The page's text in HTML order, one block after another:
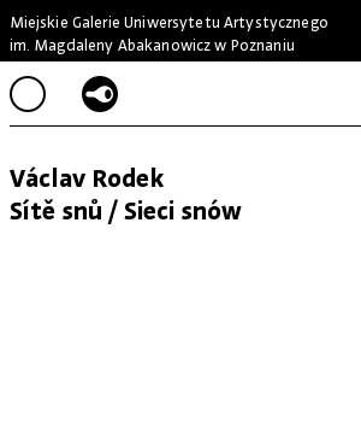
Miejskie Galerie Uniwersytetu Artystycznego
im. Magdaleny Abakanowicz w Poznaniu
Václav Rodek
Sítě snů / Sieci snów